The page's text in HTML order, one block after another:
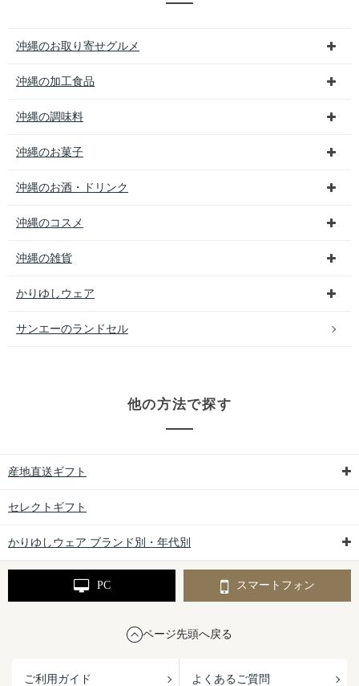
沖縄のお取り寄せグルメ
沖縄の加工食品
沖縄の調味料
沖縄のお菓子
沖縄のお酒・ドリンク
沖縄のコスメ
沖縄の雑貨
かりゆしウェア
サンエーのランドセル
他の方法で探す
産地直送ギフト
セレクトギフト
かりゆしウェア ブランド別・年代別
PC スマートフォン
ページ先頭へ戻る
ご利用ガイド よくあるご質問